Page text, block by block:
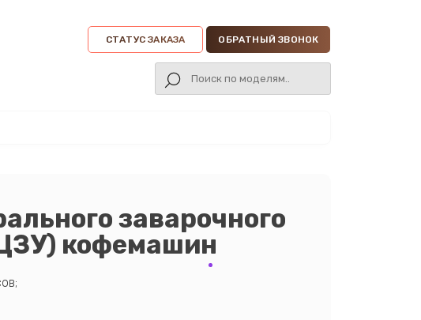
СТАТУС ЗАКАЗА ОБРАТНЫЙ ЗВОНОК
заварочного
кофемашин